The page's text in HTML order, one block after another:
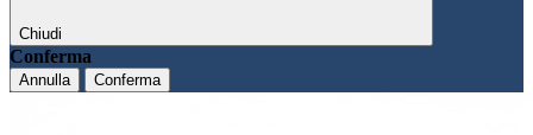
Chiudi
Conferma
Annulla Conferma